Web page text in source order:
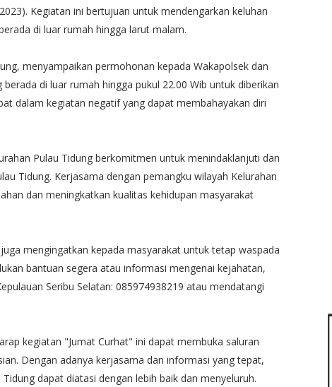
Kegiatan ini bertujuan untuk mendengarkan keluhan
di luar rumah hingga larut malam.
menyampaikan permohonan kepada Wakapolsek dan
di luar rumah hingga pukul 22.00 Wib untuk diberikan
dalam kegiatan negatif yang dapat membahayakan diri
Pulau Tidung berkomitmen untuk menindaklanjuti dan
Tidung. Kerjasama dengan pemangku wilayah Kelurahan
dan meningkatkan kualitas kehidupan masyarakat
mengingatkan kepada masyarakat untuk tetap waspada
bantuan segera atau informasi mengenai kejahatan,
Seribu Selatan: 085974938219 atau mendatangi
kegiatan "Jumat Curhat" ini dapat membuka saluran
Dengan adanya kerjasama dan informasi yang tepat,
dapat diatasi dengan lebih baik dan menyeluruh.